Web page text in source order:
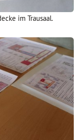
im Trausaal.